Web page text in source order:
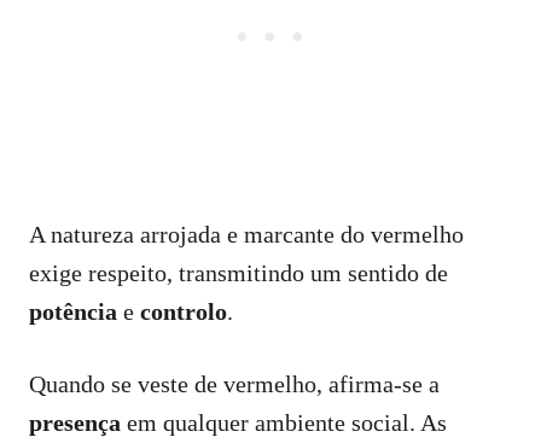
A natureza arrojada e marcante do vermelho
exige respeito, transmitindo um sentido de
potência e controlo.
Quando se veste de vermelho, afirma-se a
presença em qualquer ambiente social. As